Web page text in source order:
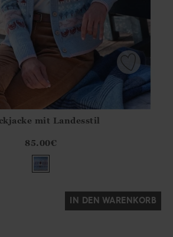
?? ""
Nein
mit Landesstil
85.00€
IN DEN WARENKORB